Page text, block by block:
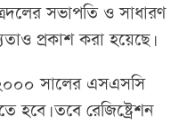
সভাপতি ও সাধারণ
প্রকাশ করা হয়েছে।
২০০০ সালের এসএসসি
হবে। তবে রেজিষ্ট্রেশন